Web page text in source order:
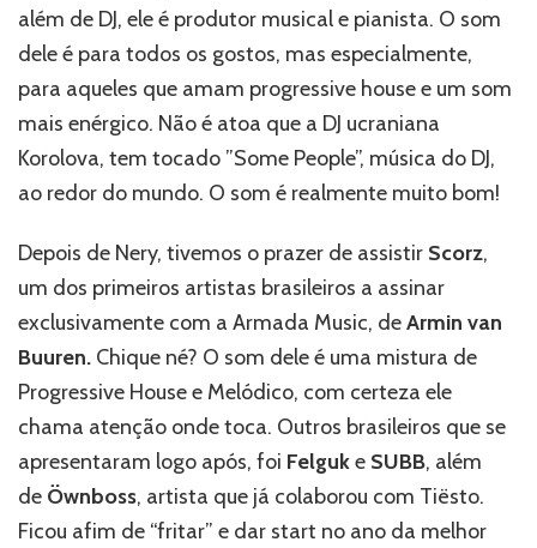
além de DJ, ele é produtor musical e pianista. O som
dele é para todos os gostos, mas especialmente,
para aqueles que amam progressive house e um som
mais enérgico. Não é atoa que a DJ ucraniana
Korolova, tem tocado ”Some People”, música do DJ,
ao redor do mundo. O som é realmente muito bom!
Depois de Nery, tivemos o prazer de assistir Scorz,
um dos primeiros artistas brasileiros a assinar
exclusivamente com a Armada Music, deArmin van
Buuren. Chique né? O som dele é uma mistura de
Progressive House e Melódico, com certeza ele
chama atenção onde toca. Outros brasileiros que se
apresentaram logo após, foi Felguke SUBB, além
de Öwnboss, artista que já colaborou com Tiësto.
Ficou afim de “fritar” e dar start no ano da melhor